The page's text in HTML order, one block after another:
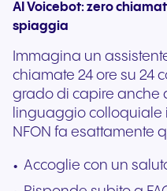
AI Voicebot: zero
spiaggia
Immagina un
chiamate 24 ore su 24
grado di capire anche
linguaggio colloquiale
NFON fa esattamente
Accoglie con un